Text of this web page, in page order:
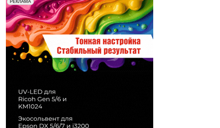
РЕКЛАМА
Реклама. Рекламодатель ООО "Передовые Системы
Печати" erid: 2SDnjd2d4Qz